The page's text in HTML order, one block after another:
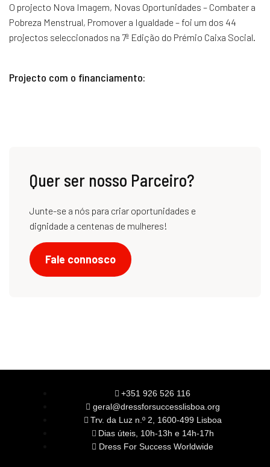
O projecto Nova Imagem, Novas Oportunidades – Combater a
Pobreza Menstrual, Promover a Igualdade – foi um dos 44
projectos seleccionados na 7ª Edição do Prémio Caixa Social.
Projecto com o financiamento:
Quer ser nosso Parceiro?
Junte-se a nós para criar oportunidades e
dignidade a centenas de mulheres!
Fale connosco
+351 926 526 116
geral@dressforsuccesslisboa.org
Trv. da Luz n.º 2, 1600-499 Lisboa
Dias úteis, 10h-13h e 14h-17h
Dress For Success Worldwide